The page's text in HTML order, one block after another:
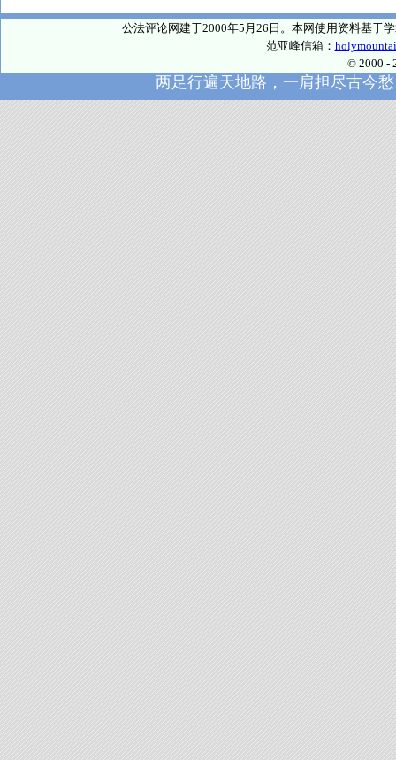
公法评论网建于2000年5月26日。本网使用资料基于
范亚峰信箱：
© 2000 -
两足行遍天地路，一肩担尽古今